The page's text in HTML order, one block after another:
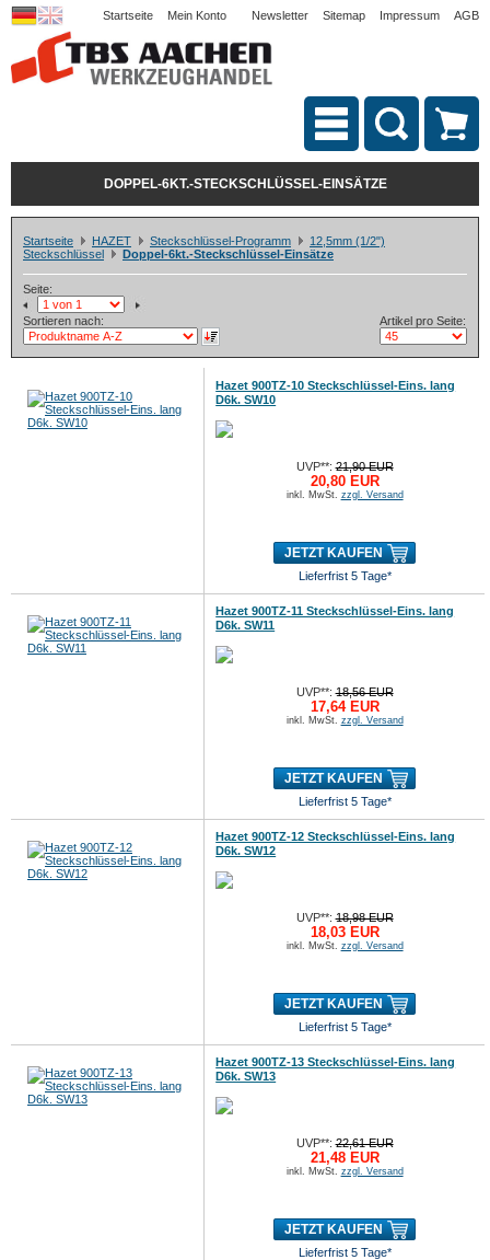
Startseite Mein Konto Newsletter Sitemap Impressum AGB
DOPPEL-6KT.-STECKSCHLÜSSEL-EINSÄTZE
Startseite HAZET Steckschlüssel-Programm
12,5mm (1/2")
Steckschlüssel
Doppel-6kt.-Steckschlüssel-Einsätze
Seite:
Sortieren nach: Artikel pro Seite:
Hazet 900TZ-10 Steckschlüssel-Eins. lang
D6k. SW10
UVP**:21,90 EUR
20,80 EUR
inkl. MwSt. zzgl. Versand
JETZT KAUFEN
Lieferfrist 5 Tage*
Hazet 900TZ-11 Steckschlüssel-Eins. lang
D6k. SW11
UVP**:18,56 EUR
17,64 EUR
inkl. MwSt. zzgl. Versand
JETZT KAUFEN
Lieferfrist 5 Tage*
Hazet 900TZ-12 Steckschlüssel-Eins. lang
D6k. SW12
UVP**:18,98 EUR
18,03 EUR
inkl. MwSt. zzgl. Versand
JETZT KAUFEN
Lieferfrist 5 Tage*
Hazet 900TZ-13 Steckschlüssel-Eins. lang
D6k. SW13
UVP**:22,61 EUR
21,48 EUR
inkl. MwSt. zzgl. Versand
JETZT KAUFEN
Lieferfrist 5 Tage*